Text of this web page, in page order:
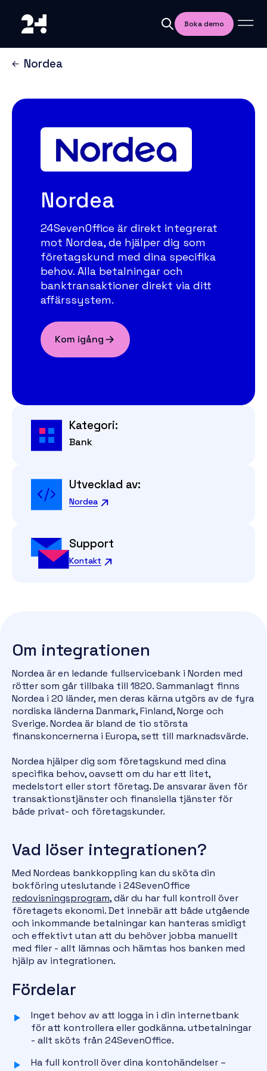
Boka demo
Nordea
Nordea
24SevenOffice är direkt integrerat
mot Nordea, de hjälper dig som
företagskund med dina specifika
behov. Alla betalningar och
banktransaktioner direkt via ditt
affärssystem.
Kom igång
Kategori:
Bank
Utvecklad av:
Nordea
Support
Kontakt
Om integrationen
Nordeaär en ledande fullservicebank i Norden med
rötter som går tillbaka till 1820. Sammanlagt finns
Nordea i 20 länder, men deras kärna utgörs av de fyra
nordiska länderna Danmark, Finland, Norge och
Sverige. Nordea är bland de tio största
finanskoncernerna i Europa, sett till marknadsvärde.
Nordea hjälper dig som företagskund med dina
specifika behov, oavsett om du har ett litet,
medelstort eller stort företag. De ansvarar även för
transaktionstjänster och finansiella tjänster för
både privat- och företagskunder.
Vad löser integrationen?
Med Nordeas bankkoppling kan du sköta din
bokföring uteslutande i 24SevenOffice
redovisningsprogram, där du har full kontroll över
företagets ekonomi. Det innebär att både utgående
och inkommande betalningar kan hanteras smidigt
och effektivt utan att du behöver jobba manuellt
med filer - allt lämnas och hämtas hos banken med
hjälp av integrationen.
Fördelar
Inget behov av att logga in i din internetbank
för att kontrollera eller godkänna. utbetalningar
- allt sköts från 24SevenOffice.
Ha full kontroll över dina kontohändelser –